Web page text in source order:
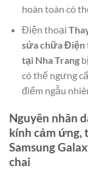
hoàn toàn có
Điện thoại
sửa chữa Điện
tại Nha Trang
có thể ngưng
điểm ngẫu
Nguyên nhân
kính cảm ứng,
Samsung
chai